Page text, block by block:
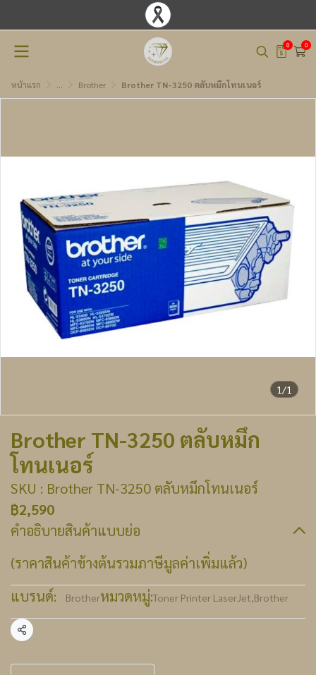
0 0
หน้าแรก ... Brother Brother TN-3250 ตลับหมึกโทนเนอร์
1/1
Brother TN-3250 ตลับหมึก
โทนเนอร์
SKU : Brother TN-3250 ตลับหมึกโทนเนอร์
฿2,590
คำอธิบายสินค้าแบบย่อ
(ราคาสินค้าข้างต้นรวมภาษีมูลค่าเพิ่มแล้ว)
แบรนด์:
Brotherหมวดหมู่:Toner Printer LaserJet,Brother
แชร์